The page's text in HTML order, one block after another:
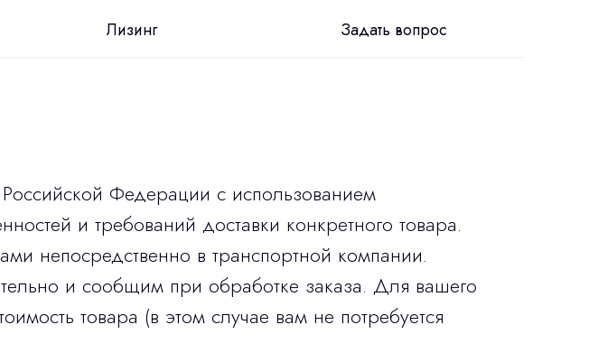
Лизинг Задать вопрос
Федерации с использованием
и требований доставки конкретного товара.
непосредственно в транспортной компании.
и сообщим при обработке заказа. Для вашего
товара (в этом случае вам не потребуется